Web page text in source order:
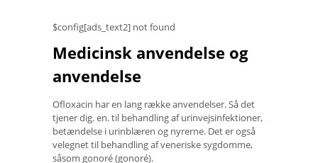
$config[ads_text2] not found
Medicinsk anvendelse og
anvendelse
Ofloxacin har en lang række anvendelser. Så det
tjener dig. en. til behandling af urinvejsinfektioner,
betændelse i urinblæren og nyrerne. Det er også
velegnet til behandling af veneriske sygdomme,
såsom gonoré (gonoré).